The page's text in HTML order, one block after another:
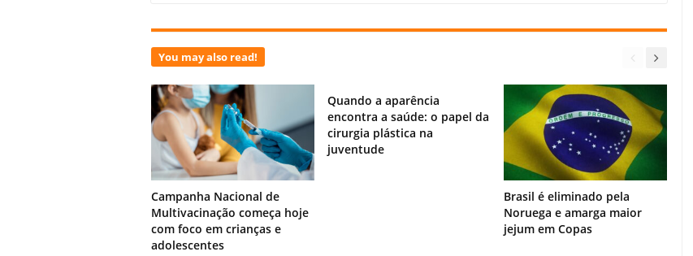
You may also read!
Campanha Nacional de
Multivacinação começa hoje
com foco em crianças e
adolescentes
Quando a aparência
encontra a saúde: o papel da
cirurgia plástica na
juventude
Brasil é eliminado pela
Noruega e amarga maior
jejum em Copas